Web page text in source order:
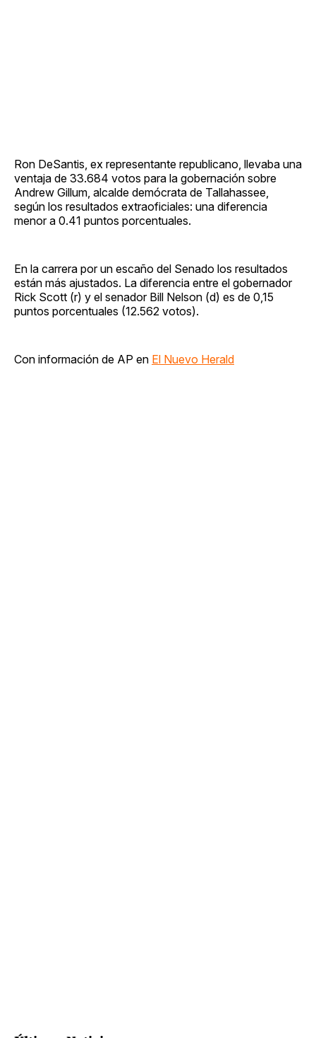
Ron DeSantis, ex representante republicano, llevaba una
ventaja de 33.684 votos para la gobernación sobre
Andrew Gillum, alcalde demócrata de Tallahassee,
según los resultados extraoficiales: una diferencia
menor a 0.41 puntos porcentuales.
En la carrera por un escaño del Senado los resultados
están más ajustados. La diferencia entre el gobernador
Rick Scott (r) y el senador Bill Nelson (d) es de 0,15
puntos porcentuales (12.562 votos).
Con información de AP en El Nuevo Herald